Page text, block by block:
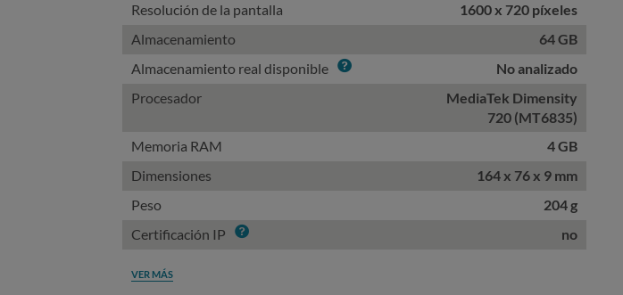
Resolución de la pantalla
1600 x 720 píxeles
Almacenamiento
64 GB
Almacenamiento real disponible Info
No analizado
Procesador
MediaTek Dimensity
720 (MT6835)
Memoria RAM
4 GB
Dimensiones
164 x 76 x 9 mm
Peso
204 g
Certificación IP Info no
VER MÁS